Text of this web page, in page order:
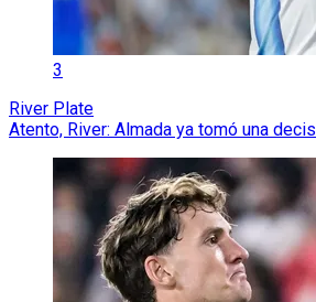
3
River Plate
Atento, River: Almada ya tomó una